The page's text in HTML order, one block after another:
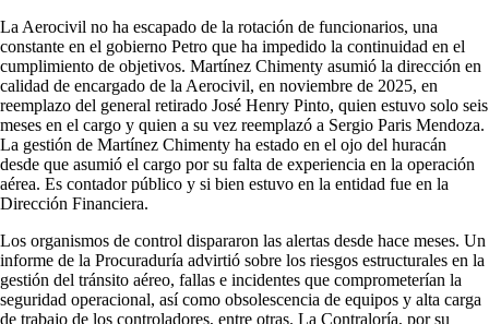
La Aerocivil no ha escapado de la rotación de funcionarios, una
constante en el gobierno Petro que ha impedido la continuidad en el
cumplimiento de objetivos. Martínez Chimenty asumió la dirección en
calidad de encargado de la Aerocivil, en noviembre de 2025, en
reemplazo del general retirado José Henry Pinto, quien estuvo solo seis
meses en el cargo y quien a su vez reemplazó a Sergio Paris Mendoza.
La gestión de Martínez Chimenty ha estado en el ojo del huracán
desde que asumió el cargo por su falta de experiencia en la operación
aérea. Es contador público y si bien estuvo en la entidad fue en la
Dirección Financiera.
Los organismos de control dispararon las alertas desde hace meses. Un
informe de la Procuraduría advirtió sobre los riesgos estructurales en la
gestión del tránsito aéreo, fallas e incidentes que comprometerían la
seguridad operacional, así como obsolescencia de equipos y alta carga
de trabajo de los controladores, entre otras. La Contraloría, por su